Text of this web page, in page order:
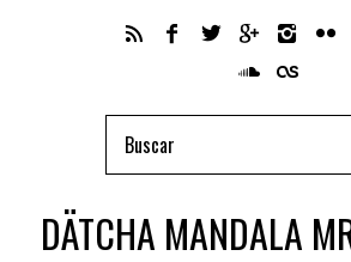
DÄTCHA MANDALA